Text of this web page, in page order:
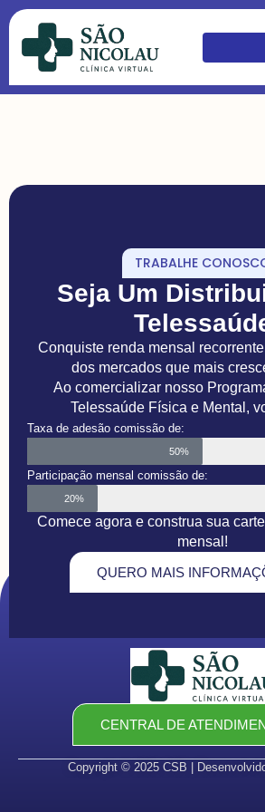
TRABALHE
Seja Um
Conquiste renda mensal
dos mercados que mais
Ao comercializar nosso
Telessaúde Física e Mental,
Taxa de adesão comissão de:
50%
Participação mensal comissão de:
20%
Comece agora e construa sua
mensal!
QUERO MAIS
CENTRAL DE
Copyright © 2025 CSB |